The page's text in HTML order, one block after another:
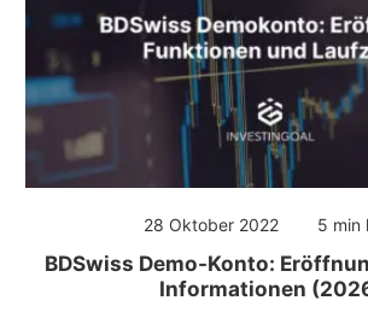
28 Oktober 2022 5 min
BDSwiss Demo-Konto:
Informationen